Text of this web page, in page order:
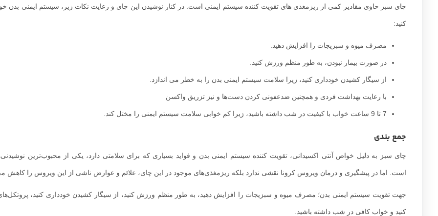
چای سبز حاوی مقادیر کمی از ریزمغذی های تقویت کننده سیستم ایمنی است. در کنار نوشیدن این چای و رعایت نکات زیر، سیستم ایمنی بدن
کنید:
مصرف میوه و سبزیجات را افزایش دهید.
در صورت بیمار نبودن، به طور منظم ورزش کنید.
از سیگار کشیدن خودداری کنید، زیرا سلامت سیستم ایمنی بدن را به خطر می اندازد.
با رعایت بهداشت فردی و همچنین ضدعفونی کردن دست‌ها و نیز تزریق واکسن
7 تا 9 ساعت خواب با کیفیت در شب داشته باشید، زیرا کم خوابی سلامت سیستم ایمنی را مختل کند.
جمع بندی
چای سبز به دلیل خواص آنتی اکسیدانی، تقویت کننده سیستم ایمنی بدن و فواید بسیاری که برای سلامتی دارد، یکی از محبوب‌ترین
است. اما در پیشگیری و درمان ویروس کرونا نقشی ندارد بلکه ریزمغذی‌های موجود در این چای، علائم و عوارض ناشی از این ویروس را کاهش
جهت تقویت سیستم ایمنی بدن؛ مصرف میوه و سبزیجات را افزایش دهید، به طور منظم ورزش کنید، از سیگار کشیدن خودداری کنید،
کنید و خواب کافی در شب داشته باشید.